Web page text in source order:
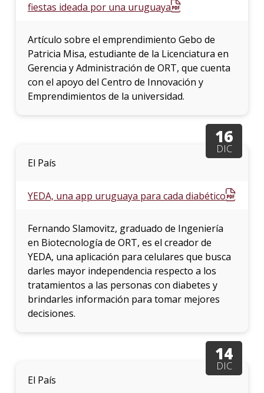
fiestas ideada por una uruguaya
Artículo sobre el emprendimiento Gebo de
Patricia Misa, estudiante de la Licenciatura en
Gerencia y Administración de ORT, que cuenta
con el apoyo del Centro de Innovación y
Emprendimientos de la universidad.
16
DIC
El País
YEDA, una app uruguaya para cada diabético
Fernando Slamovitz, graduado de Ingeniería
en Biotecnología de ORT, es el creador de
YEDA, una aplicación para celulares que busca
darles mayor independencia respecto a los
tratamientos a las personas con diabetes y
brindarles información para tomar mejores
decisiones.
14
DIC
El País